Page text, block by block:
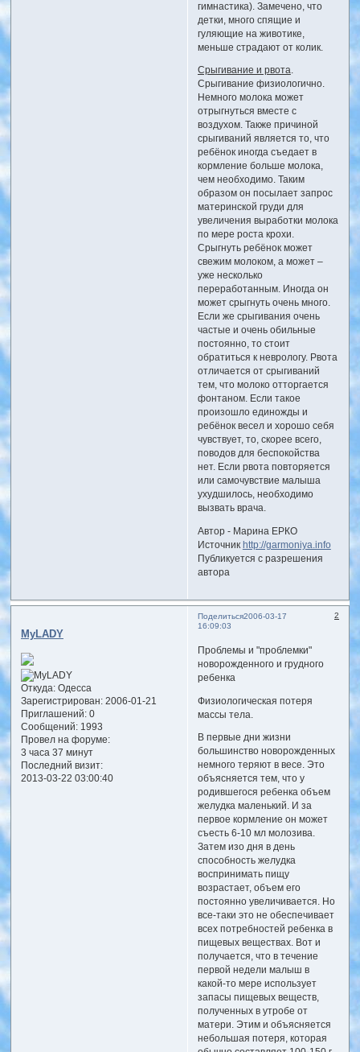
гимнастика). Замечено, что
детки, много спящие и
гуляющие на животике,
меньше страдают от колик.
Срыгивание и рвота
Срыгивание физиологично.
Немного молока может
отрыгнуться вместе с
воздухом. Также причиной
срыгиваний является то, что
ребёнок иногда съедает в
кормление больше молока,
чем необходимо. Таким
образом он посылает запрос
материнской груди для
увеличения выработки молока
по мере роста крохи.
Срыгнуть ребёнок может
свежим молоком, а может –
уже несколько
переработанным. Иногда он
может срыгнуть очень много.
Если же срыгивания очень
частые и очень обильные
постоянно, то стоит
обратиться к неврологу. Рвота
отличается от срыгиваний
тем, что молоко отторгается
фонтаном. Если такое
произошло единожды и
ребёнок весел и хорошо себя
чувствует, то, скорее всего,
поводов для беспокойства
нет. Если рвота повторяется
или самочувствие малыша
ухудшилось, необходимо
вызвать врача.
Автор - Марина ЕРКО
Источник http://garmoniya.info
Публикуется с разрешения
автора
Поделиться 2
2006-03-17
16:09:03
MyLADY
Откуда:Одесса
Зарегистрирован: 2006-01-21
Приглашений:0
Сообщений:1993
Провел на форуме:
3 часа 37 минут
Последний визит:
2013-03-22 03:00:40
Проблемы и "проблемки"
новорожденного и грудного
ребенка
Физиологическая потеря
массы тела.
В первые дни жизни
большинство новорожденных
немного теряют в весе. Это
объясняется тем, что у
родившегося ребенка объем
желудка маленький. И за
первое кормление он может
съесть 6-10 мл молозива.
Затем изо дня в день
способность желудка
воспринимать пищу
возрастает, объем его
постоянно увеличивается. Но
все-таки это не обеспечивает
всех потребностей ребенка в
пищевых веществах. Вот и
получается, что в течение
первой недели малыш в
какой-то мере использует
запасы пищевых веществ,
полученных в утробе от
матери. Этим и объясняется
небольшая потеря, которая